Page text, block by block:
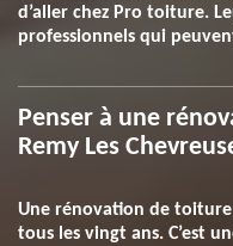
d’aller chez Pro toiture.
professionnels qui
Penser à une
Remy Les
Une rénovation de
tous les vingt ans. C’est